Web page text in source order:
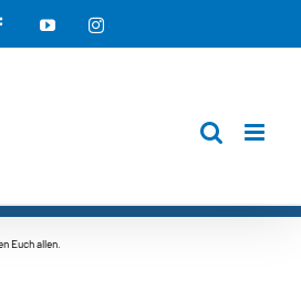
FacebookYouTubeInstagram
Euch allen.